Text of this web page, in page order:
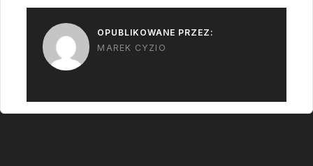
OPUBLIKOWANE PRZEZ:
MAREK CYZIO